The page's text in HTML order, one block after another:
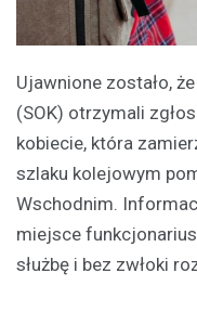
Ujawnione zostało,
(SOK) otrzymali
kobiecie, która
szlaku kolejowym
Wschodnim.
miejsce
służbę i bez zwłoki